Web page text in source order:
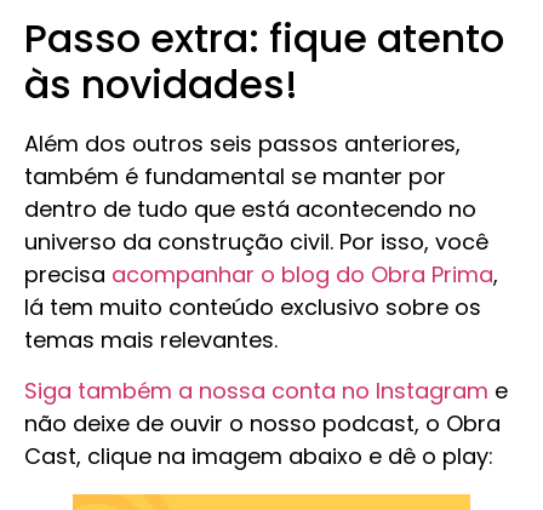
Passo extra: fique atento
às novidades!
Além dos outros seis passos anteriores,
também é fundamental se manter por
dentro de tudo que está acontecendo no
universo da construção civil. Por isso, você
precisa acompanhar o blog do Obra Prima,
lá tem muito conteúdo exclusivo sobre os
temas mais relevantes.
Siga também a nossa conta no Instagram e
não deixe de ouvir o nosso podcast, o Obra
Cast, clique na imagem abaixo e dê o play: